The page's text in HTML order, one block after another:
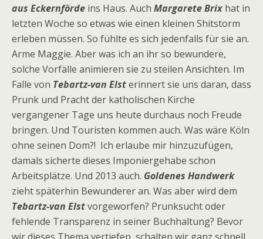
aus Eckernförde ins Haus. Auch Margarete Brix hat in
letzten Woche so etwas wie einen kleinen Shitstorm
erleben müssen. So fühlte es sich jedenfalls für sie an.
Arme Maggie. Aber was ich an ihr so bewundere,
solche Vorfälle animieren sie zu steilen Ansichten. Im
Falle von Tebartz-van Elsterinnert sie uns daran, dass
Prunk und Pracht der katholischen Kirche
vergangener Tage uns heute durchaus noch Freude
bringen. Und Touristen kommen auch. Was wäre Köln
ohne seinen Dom?! Ich erlaube mir hinzuzufügen,
damals sicherte dieses Imponiergehabe schon
Arbeitsplätze. Und 2013 auch. Goldenes Handwerk
zieht späterhin Bewunderer an. Was aber wird dem
Tebartz-van Elstvorgeworfen? Prunksucht oder
fehlende Transparenz in seiner Buchhaltung? Bevor